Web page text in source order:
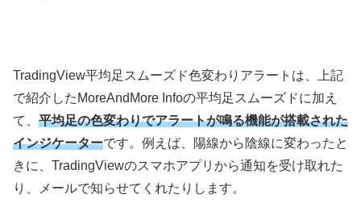
TradingView平均足スムーズド色変わりアラートは、上記
で紹介した MoreAndMore Infoの平均足スムーズドに加え
て、 平均足の色変わりでアラートが鳴る機能が搭載された
インジケーターです。例えば、陽線から陰線に変わったと
きに、 TradingViewのスマホアプリから通知を受け取れた
り、メールで知らせてくれたりします。